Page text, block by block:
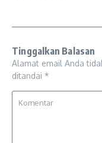
Tinggalkan Balasan
Alamat email Anda
ditandai *